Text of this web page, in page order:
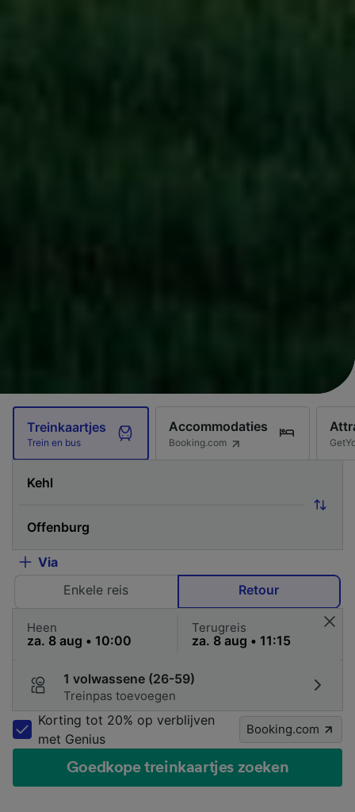
Treinkaartjes
Trein en bus
Accommodaties
Booking.com
Via
Enkele reis
Retour
Heen Terugreis
1 volwassene (26-59)
Treinpas toevoegen
Korting tot 20% op verblijven
met Genius
Booking.com
Goedkope treinkaartjes zoeken